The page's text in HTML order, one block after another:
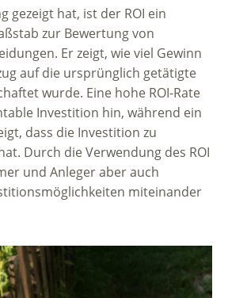
gezeigt hat, ist der ROI ein
zur Bewertung von
Er zeigt, wie viel Gewinn
auf die ursprünglich getätigte
wurde. Eine hohe ROI-Rate
Investition hin, während ein
dass die Investition zu
Durch die Verwendung des ROI
und Anleger aber auch
miteinander